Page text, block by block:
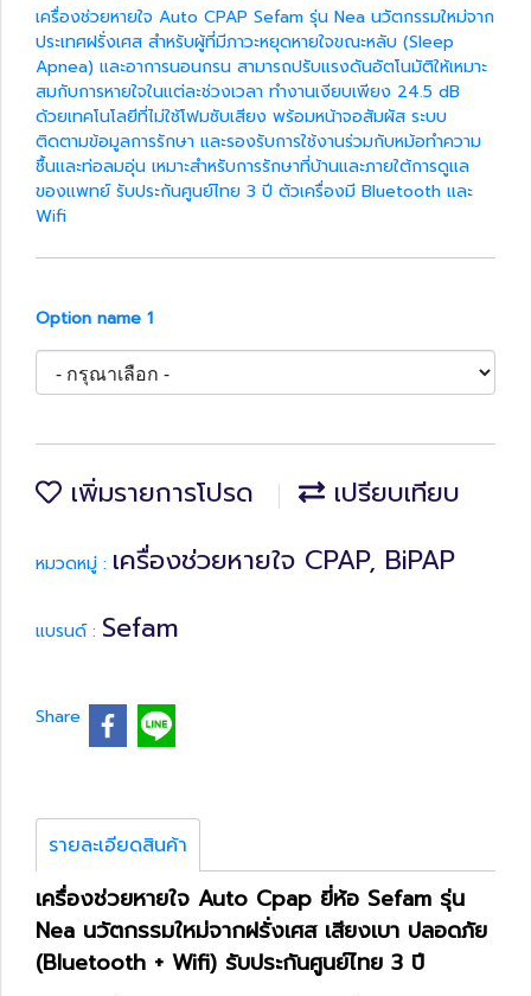
เครื่องช่วยหายใจ Auto CPAP Sefam รุ่น Nea นวัตกรรมใหม่จาก
ประเทศฝรั่งเศส สำหรับผู้ที่มีภาวะหยุดหายใจขณะหลับ (Sleep
Apnea) และอาการนอนกรน สามารถปรับแรงดันอัตโนมัติให้เหมาะ
สมกับการหายใจในแต่ละช่วงเวลา ทำงานเงียบเพียง 24.5 dB
ด้วยเทคโนโลยีที่ไม่ใช้โฟมซับเสียง พร้อมหน้าจอสัมผัส ระบบ
ติดตามข้อมูลการรักษา และรองรับการใช้งานร่วมกับหม้อทำความ
ชื้นและท่อลมอุ่น เหมาะสำหรับการรักษาที่บ้านและภายใต้การดูแล
ของแพทย์ รับประกันศูนย์ไทย 3 ปี ตัวเครื่องมี Bluetooth และ
Wifi
Option name 1
เพิ่มรายการโปรด เปรียบเทียบ
หมวดหมู่ : เครื่องช่วยหายใจ CPAP, BiPAP
แบรนด์ : Sefam
Share
รายละเอียดสินค้า
เครื่องช่วยหายใจ Auto Cpap ยี่ห้อ Sefam รุ่น
Nea นวัตกรรมใหม่จากฝรั่งเศส เสียงเบา ปลอดภัย
(Bluetooth + Wifi) รับประกันศูนย์ไทย 3 ปี